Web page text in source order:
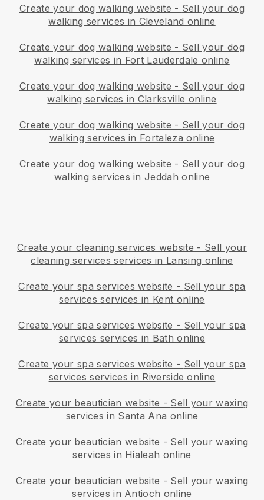
Create your dog walking website - Sell your dog
walking services in Cleveland online
Create your dog walking website - Sell your dog
walking services in Fort Lauderdale online
Create your dog walking website - Sell your dog
walking services in Clarksville online
Create your dog walking website - Sell your dog
walking services in Fortaleza online
Create your dog walking website - Sell your dog
walking services in Jeddah online
Create your cleaning services website - Sell your
cleaning services services in Lansing online
Create your spa services website - Sell your spa
services services in Kent online
Create your spa services website - Sell your spa
services services in Bath online
Create your spa services website - Sell your spa
services services in Riverside online
Create your beautician website - Sell your waxing
services in Santa Ana online
Create your beautician website - Sell your waxing
services in Hialeah online
Create your beautician website - Sell your waxing
services in Antioch online